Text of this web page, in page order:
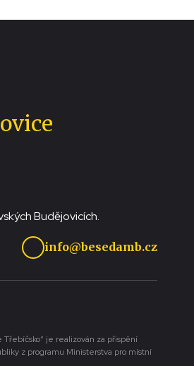
Budějovicích.
info@besedamb.cz
Třebíčsko“ je realizován za přispění
z programu Ministerstva pro místní